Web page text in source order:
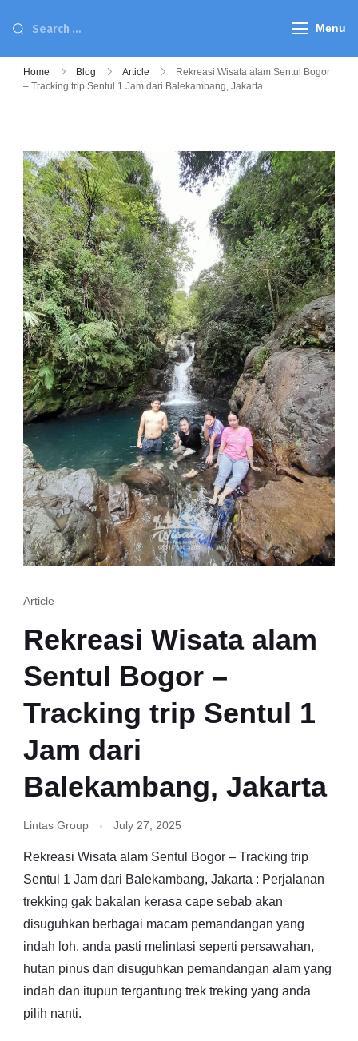
Menu
Home Blog Article
Rekreasi Wisata alam Sentul Bogor
– Tracking trip Sentul 1 Jam dari Balekambang, Jakarta
Article
Rekreasi Wisata alam
Sentul Bogor –
Tracking trip Sentul 1
Jam dari
Balekambang, Jakarta
Lintas Group July 27, 2025
Rekreasi Wisata alam Sentul Bogor – Tracking trip
Sentul 1 Jam dari Balekambang, Jakarta : Perjalanan
trekking gak bakalan kerasa cape sebab akan
disuguhkan berbagai macam pemandangan yang
indah loh, anda pasti melintasi seperti persawahan,
hutan pinus dan disuguhkan pemandangan alam yang
indah dan itupun tergantung trek treking yang anda
pilih nanti.